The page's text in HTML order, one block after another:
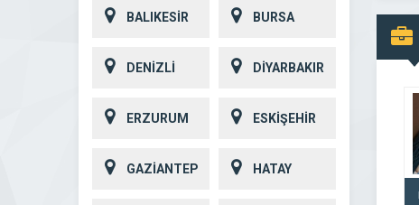
BALIKESİR BURSA
DENİZLİ DİYARBAKIR
ERZURUM ESKİŞEHİR
GAZİANTEP HATAY